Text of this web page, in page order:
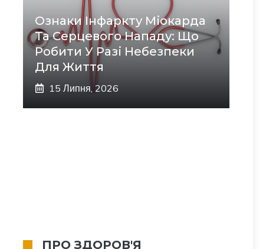
Ознаки Інфаркту Міокарда
Та Серцевого Нападу: Що
Робити У Разі Небезпеки
Для Життя
15 Липня, 2026
ПРО ЗДОРОВ'Я